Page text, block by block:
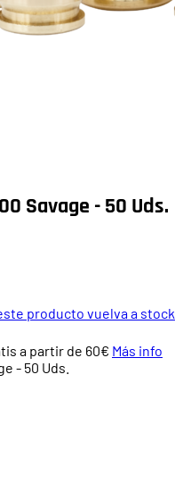
Savage - 50 Uds.
producto vuelva a stock
a partir de 60€ Más info
- 50 Uds.